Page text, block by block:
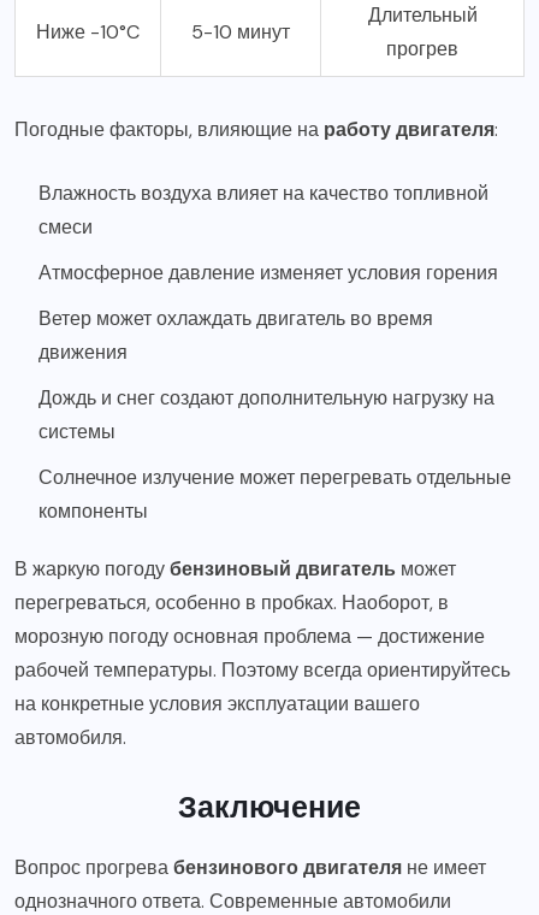
Ниже -10°C 5-10 минут
Длительный
прогрев
Погодные факторы, влияющие на работу двигателя:
Влажность воздуха влияет на качество топливной
смеси
Атмосферное давление изменяет условия горения
Ветер может охлаждать двигатель во время
движения
Дождь и снег создают дополнительную нагрузку на
системы
Солнечное излучение может перегревать отдельные
компоненты
В жаркую погодубензиновый двигатель может
перегреваться, особенно в пробках. Наоборот, в
морозную погоду основная проблема — достижение
рабочей температуры. Поэтому всегда ориентируйтесь
на конкретные условия эксплуатации вашего
автомобиля.
Заключение
Вопрос прогревабензинового двигателя не имеет
однозначного ответа. Современные автомобили